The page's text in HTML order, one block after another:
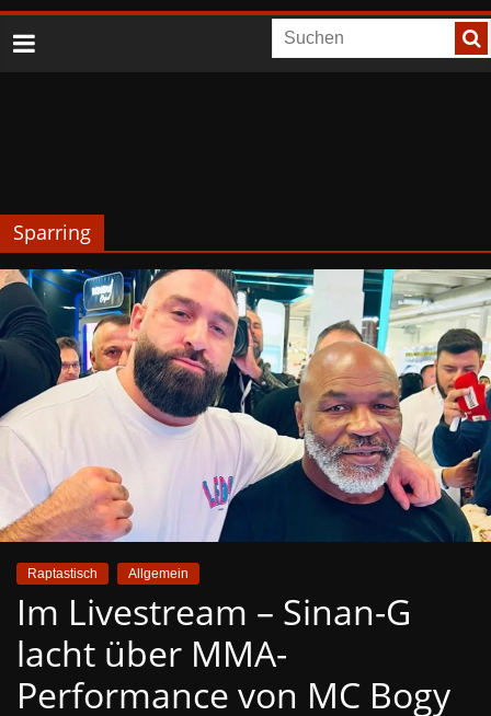
Sparring
Raptastisch Allgemein
Im Livestream – Sinan-G
lacht über MMA-
Performance von MC Bogy